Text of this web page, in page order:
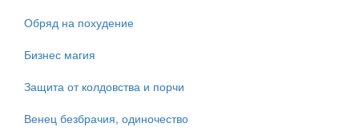
Обряд на похудение
Бизнес магия
Защита от колдовства и порчи
Венец безбрачия, одиночество